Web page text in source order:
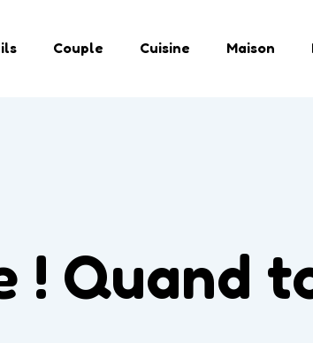
Couple Cuisine Maison
! Quand